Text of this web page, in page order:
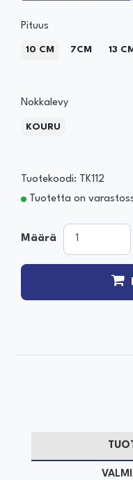
Pituus
10 CM 7CM 13 CM
Nokkalevy
KOURU
Tuotekoodi: TK112
Tuotetta on
Määrä